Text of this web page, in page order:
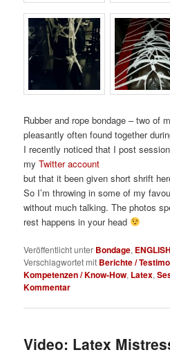
Rubber and rope bondage – two of
pleasantly often found together
I recently noticed that I post
myTwitter account
but that it been given short shrift
So I’m throwing in some of my
without much talking. The photos
rest happens in your head
Veröffentlicht unter Bondage,
Verschlagwortet mit Berichte /
Kompetenzen / Know-How, Latex,
Kommentar
Video: Latex